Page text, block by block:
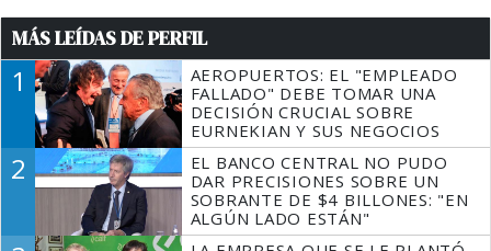
MÁS LEÍDAS DE PERFIL
1
AEROPUERTOS: EL "EMPLEADO
FALLADO" DEBE TOMAR UNA
DECISIÓN CRUCIAL SOBRE
EURNEKIAN Y SUS NEGOCIOS
2
EL BANCO CENTRAL NO PUDO
DAR PRECISIONES SOBRE UN
SOBRANTE DE $4 BILLONES: "EN
ALGÚN LADO ESTÁN"